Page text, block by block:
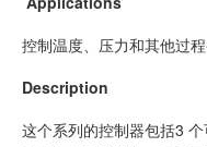
控制温度、压力和其他过
Description
这个系列的控制器包括3